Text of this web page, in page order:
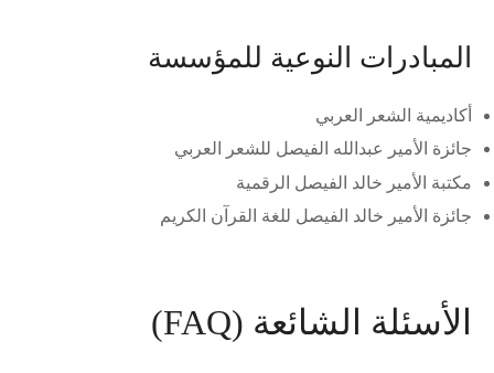
المبادرات النوعية للمؤسسة
أكاديمية الشعر العربي
جائزة الأمير عبدالله الفيصل للشعر العربي
مكتبة الأمير خالد الفيصل الرقمية
جائزة الأمير خالد الفيصل للغة القرآن الكريم
الأسئلة الشائعة (FAQ)